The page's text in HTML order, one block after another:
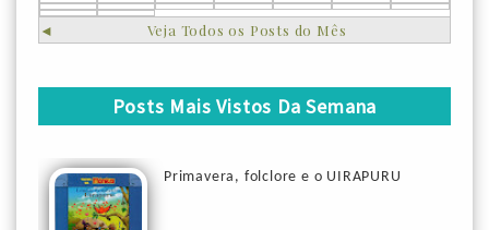
◄ Veja Todos os Posts do Mês
Posts Mais Vistos Da Semana
Primavera, folclore e o UIRAPURU